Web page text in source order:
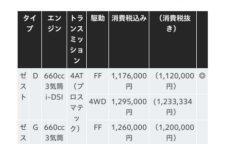
タイ
プ
エン
ジン
トラ
ンス
ミッ
ショ
ン
駆動 消費税込み
（消費税抜
き）
ゼ
ス
ト
D
660cc
3気筒
i-DSI
4AT
（プ
ロス
マテ
ッ
ク）
FF
1,176,000
円
（1,120,000
円）
◎
4WD
1,295,000
円
(1,233,334
円）
ゼ
ス
G
660cc
3気筒
FF
1,260,000
円
（1,200,000
円）